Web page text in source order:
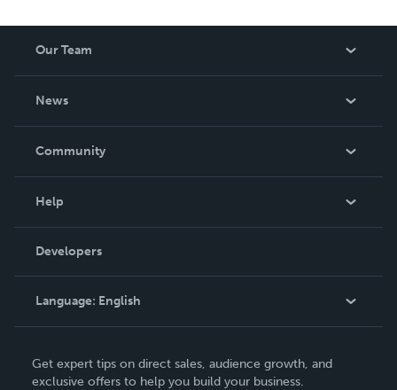
Our Team
News
In The News
Community
Podcast
Help
Order Lookup
Knowledge Base
Contact Support
Developers
Language: English
Deutsch
Get expert tips on direct sales, audience growth, and
exclusive offers to help you build your business.